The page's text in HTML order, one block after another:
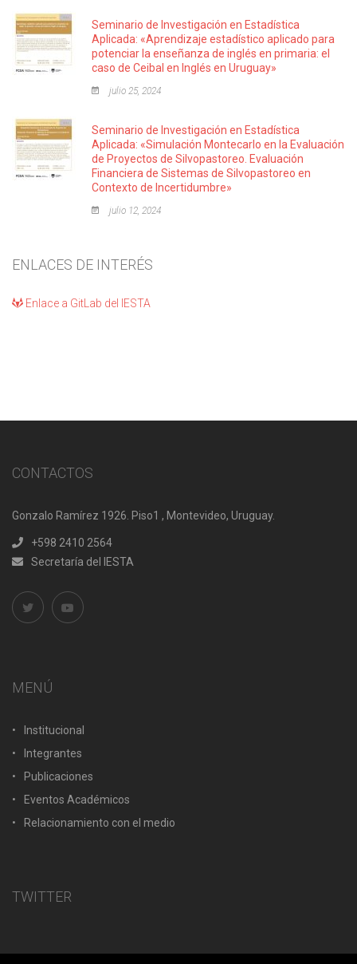
Seminario de Investigación en Estadística
Aplicada: «Aprendizaje estadístico aplicado para
potenciar la enseñanza de inglés en primaria: el
caso de Ceibal en Inglés en Uruguay»
julio 25, 2024
Seminario de Investigación en Estadística
Aplicada: «Simulación Montecarlo en la Evaluación
de Proyectos de Silvopastoreo. Evaluación
Financiera de Sistemas de Silvopastoreo en
Contexto de Incertidumbre»
julio 12, 2024
ENLACES DE INTERÉS
Enlace a GitLab del IESTA
CONTACTOS
Gonzalo Ramírez 1926. Piso1 , Montevideo, Uruguay.
+598 2410 2564
Secretaría del IESTA
MENÚ
Institucional
Integrantes
Publicaciones
Eventos Académicos
Relacionamiento con el medio
TWITTER